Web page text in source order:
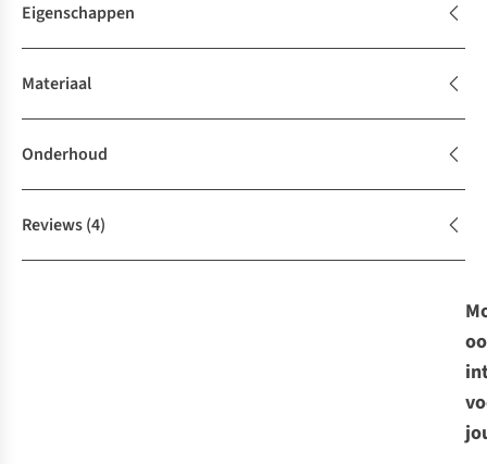
Eigenschappen
Materiaal
Onderhoud
Reviews(4)